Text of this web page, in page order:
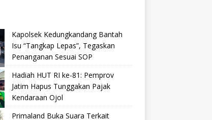
Kapolsek Kedungkandang Bantah
Isu “Tangkap Lepas”, Tegaskan
Penanganan Sesuai SOP
Hadiah HUT RI ke-81: Pemprov
Jatim Hapus Tunggakan Pajak
Kendaraan Ojol
Primaland Buka Suara Terkait